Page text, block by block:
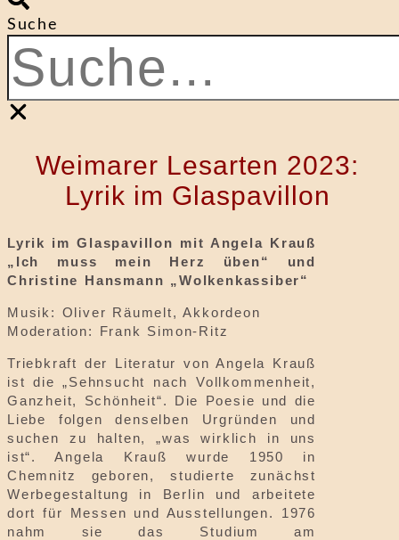
Suche
Weimarer Lesarten 2023:
Lyrik im Glaspavillon
Lyrik im Glaspavillon mit Angela Krauß
„Ich muss mein Herz üben“ und
Christine Hansmann „Wolkenkassiber“
Musik: Oliver Räumelt, Akkordeon
Moderation: Frank Simon-Ritz
Triebkraft der Literatur von Angela Krauß
ist die „Sehnsucht nach Vollkommenheit,
Ganzheit, Schönheit“. Die Poesie und die
Liebe folgen denselben Urgründen und
suchen zu halten, „was wirklich in uns
ist“. Angela Krauß wurde 1950 in
Chemnitz geboren, studierte zunächst
Werbegestaltung in Berlin und arbeitete
dort für Messen und Ausstellungen. 1976
nahm sie das Studium am